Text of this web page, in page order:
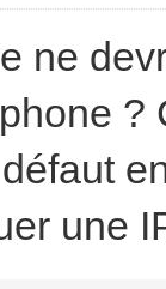
ne
?
une